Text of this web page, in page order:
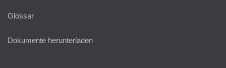
Glossar
Dokumente herunterladen